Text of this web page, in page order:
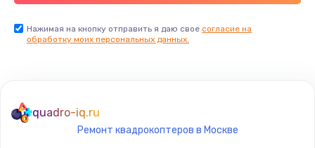
Заказать
Замена термостата
Нажимая на кнопку отправить я даю свое согласие на
обработку моих персональных данных.
quadro-iq.ru
Ремонт квадрокоптеров в Москве